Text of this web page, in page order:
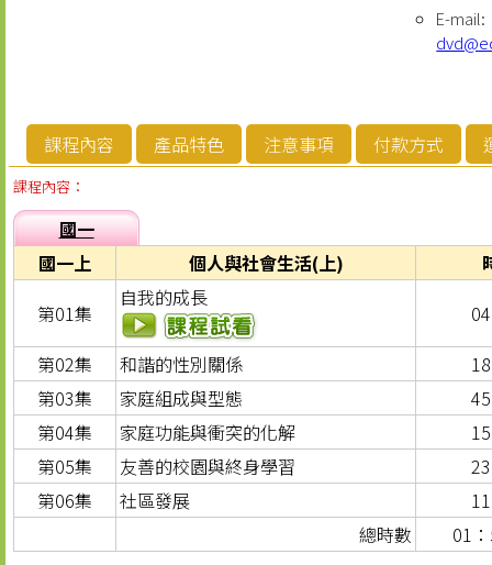
E-mail:
課程內容 產品特色 注意事項 付款方式
課程內容：
國一
國一上
個人與社會生活(上)
第01集
自我的成長
第02集
和諧的性別關係
第03集
家庭組成與型態
第04集
家庭功能與衝突的化解
第05集
友善的校園與終身學習
第06集
社區發展
總時數
01